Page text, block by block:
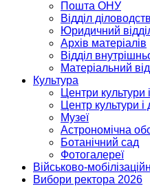
Пошта ОНУ
Відділ
Юридичний
Архів матеріалів
Відділ
Матеріальний
Культура
Центри культури
Центр культури і
Музеї
Астрономічна
Ботанічний сад
Фотогалереї
Військово-
Вибори ректора 2026